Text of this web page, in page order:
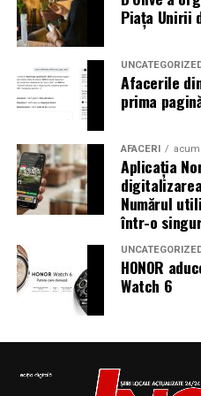
Autoritățile din Liban au
național
Aniversări – Comemorări
– Sf. Ioan Maria Vianney,
Catolic 2026)
– 1807: S-a născut
editor, scriitor, traducător
tipografii (19.IX.1837) şi al
în domeniul portretisticii,
Piața Unirii
Afacerile
prima
AFACERI acum
Aplicația
Numărul
într-o
HONOR
Watch 6